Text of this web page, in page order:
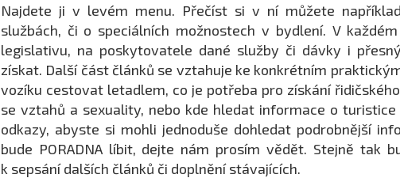
Najdete ji v levém menu. Přečíst si v ní můžete
službách, či o speciálních možnostech v bydlení. V
legislativu, na poskytovatele dané služby či dávky i
získat. Další část článků se vztahuje ke konkrétním
vozíku cestovat letadlem, co je potřeba pro získání
se vztahů a sexuality, nebo kde hledat informace o
odkazy, abyste si mohli jednoduše dohledat podrobnější
bude PORADNA líbit, dejte nám prosím vědět. Stejně tak
k sepsání dalších článků či doplnění stávajících.